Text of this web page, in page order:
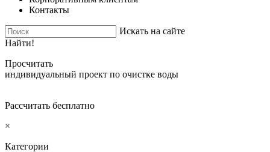
Контакты
Искать на сайте
Найти!
Просчитать
индивидуальный проект по очистке воды
Рассчитать бесплатно
×
Категории